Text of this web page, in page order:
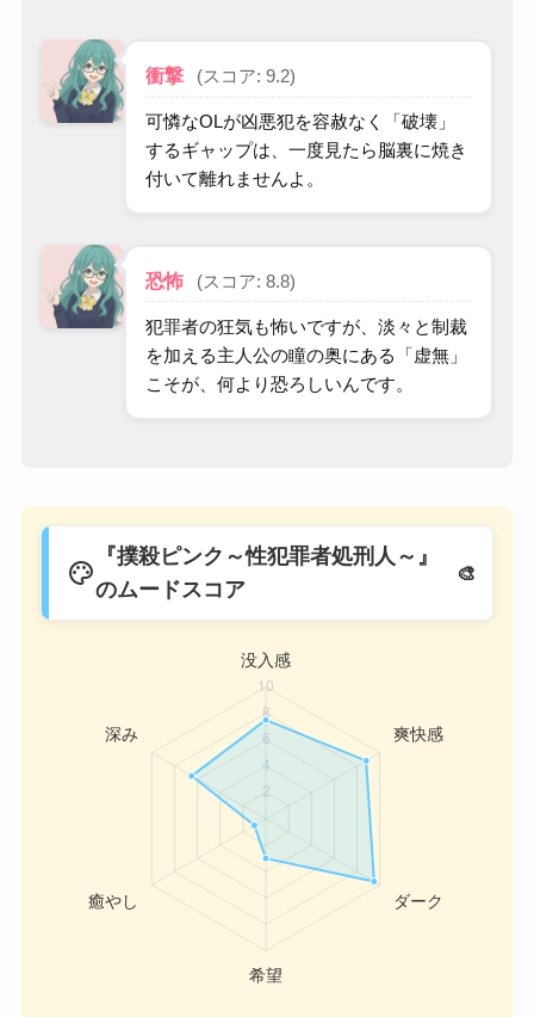
衝撃 (スコア: 9.2)
可憐なOLが凶悪犯を容赦なく「破壊」
するギャップは、一度見たら脳裏に焼き
付いて離れませんよ。
恐怖 (スコア: 8.8)
犯罪者の狂気も怖いですが、淡々と制裁
を加える主人公の瞳の奥にある「虚無」
こそが、何より恐ろしいんです。
palette
『撲殺ピンク～性犯罪者処刑人～』
のムードスコア